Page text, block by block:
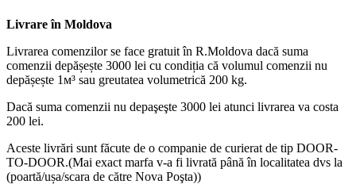
Livrare în Moldova
Livrarea comenzilor se face gratuit în R.Moldova dacă suma
comenzii depășește 3000 lei cu condiția că volumul comenzii nu
depășește 1м³ sau greutatea volumetrică 200 kg.
Dacă suma comenzii nu depaşeşte 3000 lei atunci livrarea va costa
200 lei.
Aceste livrări sunt făcute de o companie de curierat de tip DOOR-
TO-DOOR.(Mai exact marfa v-a fi livrată până în localitatea dvs la
(poartă/ușa/scara de către Nova Poşta))